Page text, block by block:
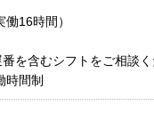
16時間）
を含むシフトをご相談
時間制